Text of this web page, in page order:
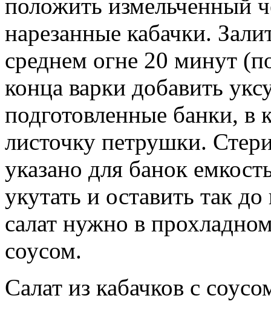
положить измельченный
нарезанные кабачки.
среднем огне 20 минут
конца варки добавить
подготовленные банки, в
листочку петрушки.
указано для банок
укутать и оставить так
салат нужно в
соусом.
Салат из кабачков с